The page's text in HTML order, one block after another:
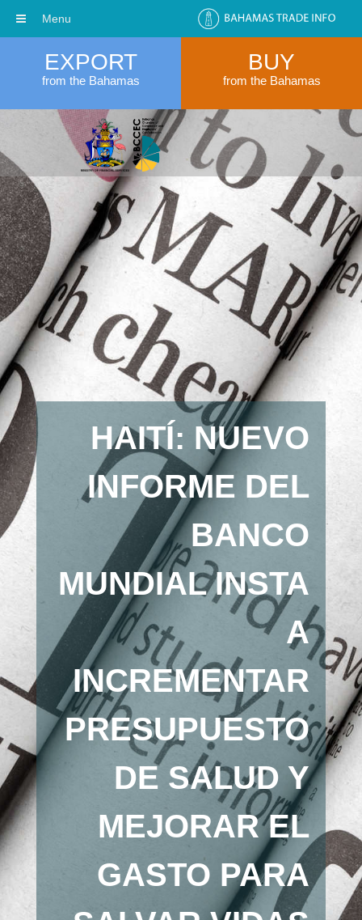
EXPORT
from the Bahamas
BUY
from the Bahamas
HAITÍ: NUEVO
INFORME DEL
BANCO
MUNDIAL INSTA
A
INCREMENTAR
PRESUPUESTO
DE SALUD Y
MEJORAR EL
GASTO PARA
Menu